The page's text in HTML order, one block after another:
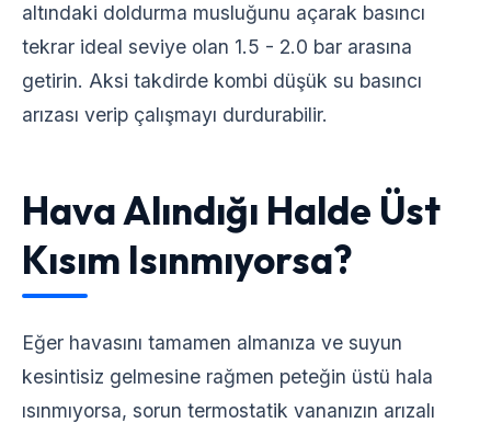
altındaki doldurma musluğunu açarak basıncı
tekrar ideal seviye olan 1.5 - 2.0 bar arasına
getirin. Aksi takdirde kombi düşük su basıncı
arızası verip çalışmayı durdurabilir.
Hava Alındığı Halde Üst
Kısım Isınmıyorsa?
Eğer havasını tamamen almanıza ve suyun
kesintisiz gelmesine rağmen peteğin üstü hala
ısınmıyorsa, sorun termostatik vananızın arızalı